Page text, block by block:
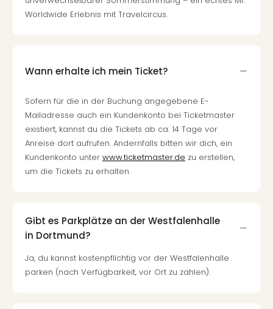
Worldwide Erlebnis mit Travelcircus.
Wann erhalte ich mein Ticket?
Sofern für die in der Buchung angegebene E-
Mailadresse auch ein Kundenkonto bei Ticketmaster
existiert, kannst du die Tickets ab ca. 14 Tage vor
Anreise dort aufrufen. Andernfalls bitten wir dich, ein
Kundenkonto unter www.ticketmaster.de zu erstellen,
um die Tickets zu erhalten.
Gibt es Parkplätze an der Westfalenhalle
in Dortmund?
Ja, du kannst kostenpflichtig vor der Westfalenhalle
parken (nach Verfügbarkeit, vor Ort zu zahlen).